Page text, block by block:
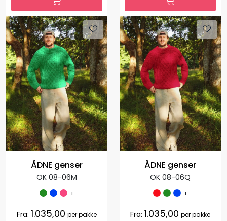
ÅDNE genser
OK 08-06M
+
Fra: 1.035,00 per pakke
ÅDNE genser
OK 08-06Q
+
Fra: 1.035,00 per pakke